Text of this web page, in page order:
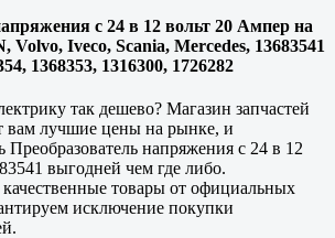
с 24 в 12 вольт 20 Ампер на
Iveco, Scania, Mercedes, 13683541
1368353, 1316300, 1726282
так дешево? Магазин запчастей
вам лучшие цены на рынке, и
Преобразователь напряжения с 24 в 12
выгодней чем где либо.
качественные товары от официальных
исключение покупки